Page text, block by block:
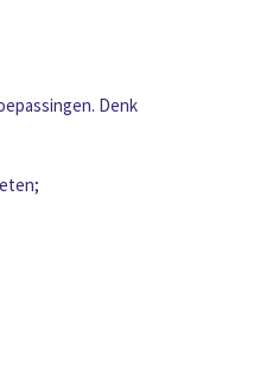
Denk